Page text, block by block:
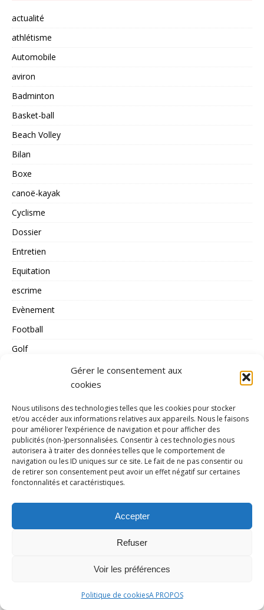
Gérer le consentement aux
cookies
Nous utilisons des technologies telles que les cookies pour stocker
et/ou accéder aux informations relatives aux appareils. Nous le faisons
pour améliorer l’expérience de navigation et pour afficher des
publicités (non-)personnalisées. Consentir à ces technologies nous
autorisera à traiter des données telles que le comportement de
navigation ou les ID uniques sur ce site. Le fait de ne pas consentir ou
de retirer son consentement peut avoir un effet négatif sur certaines
fonctonnalités et caractéristiques.
Accepter
Refuser
Voir les préférences
Politique de cookiesA PROPOS
actualité
athlétisme
Automobile
aviron
Badminton
Basket-ball
Beach Volley
Bilan
Boxe
canoë-kayak
Cyclisme
Dossier
Entretien
Equitation
escrime
Evènement
Football
Golf
Handball
Handisport
Hockey/gazon
Hockey/glace
Inédit
Jeux Olympiques
Jeux paralympiques